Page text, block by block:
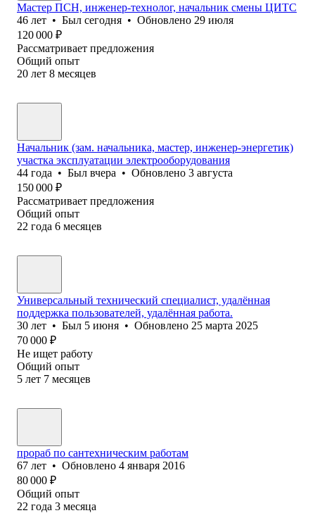
Мастер ПСН, инженер-технолог, начальник смены ЦИТС
46 лет • Был сегодня • Обновлено 29 июля
120 000 ₽
Рассматривает предложения
Общий опыт
20 лет 8 месяцев
Начальник (зам. начальника, мастер, инженер-энергетик)
участка эксплуатации электрооборудования
44 года • Был вчера • Обновлено 3 августа
150 000 ₽
Рассматривает предложения
Общий опыт
22 года 6 месяцев
Универсальный технический специалист, удалённая
поддержка пользователей, удалённая работа.
30 лет • Был 5 июня • Обновлено 25 марта 2025
70 000 ₽
Не ищет работу
Общий опыт
5 лет 7 месяцев
прораб по сантехническим работам
67 лет • Обновлено 4 января 2016
80 000 ₽
Общий опыт
22 года 3 месяца